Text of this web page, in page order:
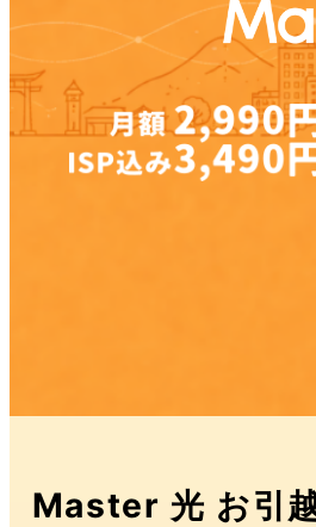
Master 光 お引